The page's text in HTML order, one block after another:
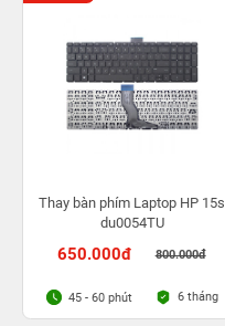
Thay bàn phím Laptop HP 15s
du0054TU
650.000đ 800.000đ
45 - 60 phút 6 tháng